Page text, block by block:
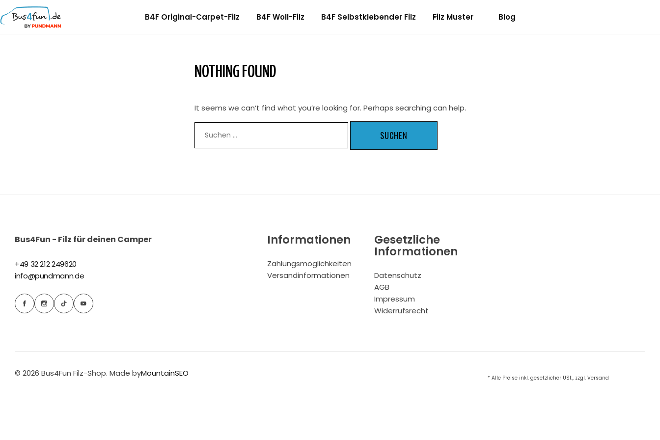
B4F Original-Carpet-Filz B4F Woll-Filz B4F Selbstklebender Filz Filz Muster Blog
NOTHING FOUND
It seems we can’t find what you’re looking for. Perhaps searching can help.
Bus4Fun - Filz für deinen Camper
+49 32 212 249620
info@pundmann.de
Informationen
Zahlungsmöglichkeiten
Versandinformationen
Gesetzliche
Informationen
Datenschutz
AGB
Impressum
Widerrufsrecht
© 2026 Bus4Fun Filz-Shop. Made byMountainSEO * Alle Preise inkl. gesetzlicher USt., zzgl. Versand